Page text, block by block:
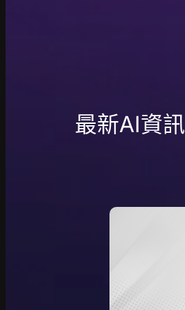
最新AI資訊